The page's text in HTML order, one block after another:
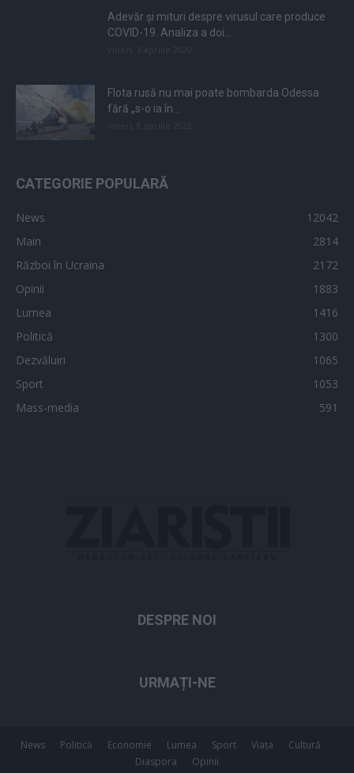
Adevăr și mituri despre virusul care produce
COVID-19. Analiza a doi...
Flota rusă nu mai poate bombarda Odessa
fără „s-o ia în...
CATEGORIE POPULARĂ
News
12042
Main
2814
Război în Ucraina
2172
Opinii
1883
Lumea
1416
Politică
1300
Dezvăluiri
1065
Sport
1053
Mass-media
591
DESPRE NOI
URMAȚI-NE
News Politică Economie Lumea Sport Viața
Cultură
Diaspora
Opinii